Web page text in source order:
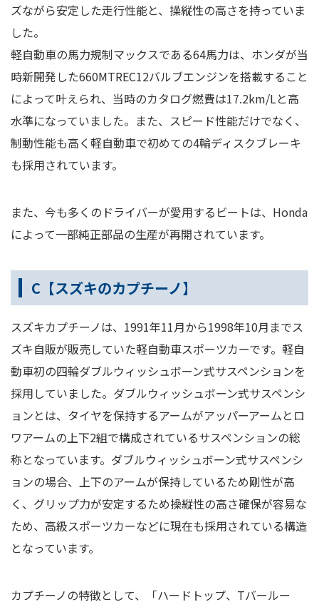
ズながら安定した走行性能と、操縦性の高さを持っていま
した。
軽自動車の馬力規制マックスである64馬力は、ホンダが当
時新開発した660MTREC12バルブエンジンを搭載すること
によって叶えられ、当時のカタログ燃費は17.2km/Lと高
水準になっていました。また、スピード性能だけでなく、
制動性能も高く軽自動車で初めての4輪ディスクブレーキ
も採用されています。
また、今も多くのドライバーが愛用するビートは、Honda
によって一部純正部品の生産が再開されています。
C【スズキのカプチーノ】
スズキカプチーノは、1991年11月から1998年10月までス
ズキ自販が販売していた軽自動車スポーツカーです。軽自
動車初の四輪ダブルウィッシュボーン式サスペンションを
採用していました。ダブルウィッシュボーン式サスペンシ
ョンとは、タイヤを保持するアームがアッパーアームとロ
ワアームの上下2組で構成されているサスペンションの総
称となっています。ダブルウィッシュボーン式サスペンシ
ョンの場合、上下のアームが保持しているため剛性が高
く、グリップ力が安定するため操縦性の高さ確保が容易な
ため、高級スポーツカーなどに現在も採用されている構造
となっています。
カプチーノの特徴として、「ハードトップ、Tバールー